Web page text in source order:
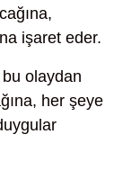
işaret eder.
olaydan
her şeye